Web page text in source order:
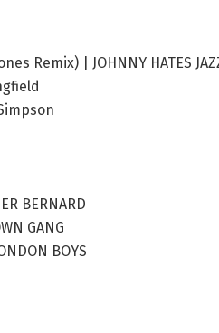
Remix) | JOHNNY HATES
BERNARD
GANG
BOYS